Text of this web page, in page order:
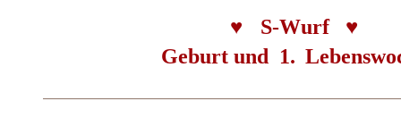
♥ S-Wurf ♥
Geburt und 1.